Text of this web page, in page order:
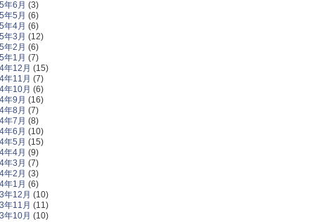
年6月 (3)
年5月 (6)
年4月 (6)
年3月 (12)
年2月 (6)
年1月 (7)
年12月 (15)
年11月 (7)
年10月 (6)
年9月 (16)
年8月 (7)
年7月 (8)
年6月 (10)
年5月 (15)
年4月 (9)
年3月 (7)
年2月 (3)
年1月 (6)
年12月 (10)
年11月 (11)
年10月 (10)